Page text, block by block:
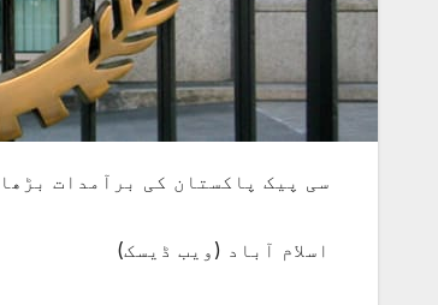
سی پیک پاکستان کی برآمدات
اسلام آباد (ویب ڈیسک)